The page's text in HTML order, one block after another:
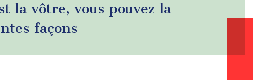
la vôtre, vous pouvez la
façons